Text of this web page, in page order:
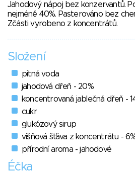
Jahodový nápoj bez konzervantů.
nejméně 40%. Pasterováno bez
Zčásti vyrobeno z koncentrátů.
Složení
pitná voda
jahodová dřeň - 20%
koncentrovaná jablečná dřeň -
cukr
glukózový sirup
višňová šťáva z koncentrátu -
přírodní aroma - jahodové
Éčka